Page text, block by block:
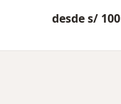
desde s/ 100